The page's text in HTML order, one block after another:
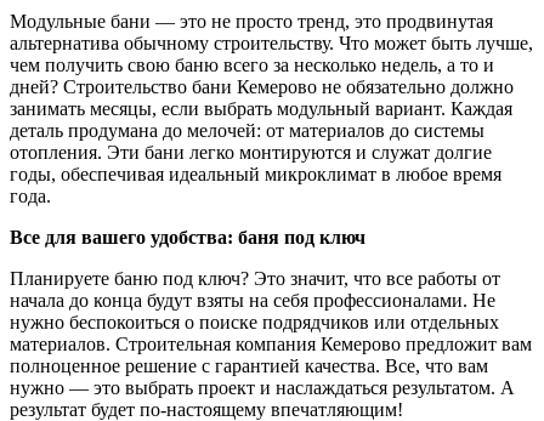
Модульные бани — это не просто тренд, это продвинутая
альтернатива обычному строительству. Что может быть лучше,
чем получить свою баню всего за несколько недель, а то и
дней? Строительство бани Кемерово не обязательно должно
занимать месяцы, если выбрать модульный вариант. Каждая
деталь продумана до мелочей: от материалов до системы
отопления. Эти бани легко монтируются и служат долгие
годы, обеспечивая идеальный микроклимат в любое время
года.
Все для вашего удобства: баня под ключ
Планируете баню под ключ? Это значит, что все работы от
начала до конца будут взяты на себя профессионалами. Не
нужно беспокоиться о поиске подрядчиков или отдельных
материалов. Строительная компания Кемерово предложит вам
полноценное решение с гарантией качества. Все, что вам
нужно — это выбрать проект и наслаждаться результатом. А
результат будет по-настоящему впечатляющим!